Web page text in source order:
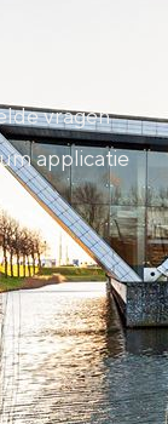
vragen
applicatie